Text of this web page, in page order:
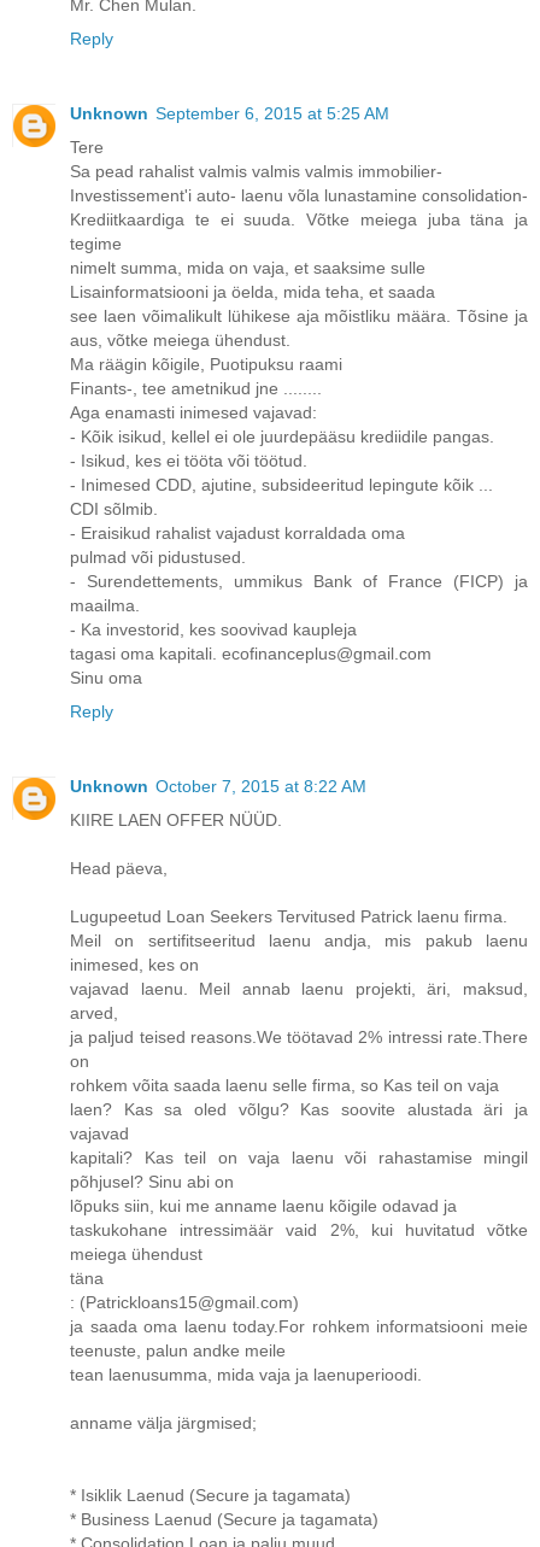
Mr. Chen Mulan.
Reply
Unknown September 6, 2015 at 5:25 AM
Tere
Sa pead rahalist valmis valmis valmis immobilier-
Investissement'i auto- laenu võla lunastamine consolidation-
Krediitkaardiga te ei suuda. Võtke meiega juba täna ja
tegime
nimelt summa, mida on vaja, et saaksime sulle
Lisainformatsiooni ja öelda, mida teha, et saada
see laen võimalikult lühikese aja mõistliku määra. Tõsine ja
aus, võtke meiega ühendust.
Ma räägin kõigile, Puotipuksu raami
Finants-, tee ametnikud jne ........
Aga enamasti inimesed vajavad:
- Kõik isikud, kellel ei ole juurdepääsu krediidile pangas.
- Isikud, kes ei tööta või töötud.
- Inimesed CDD, ajutine, subsideeritud lepingute kõik ...
CDI sõlmib.
- Eraisikud rahalist vajadust korraldada oma
pulmad või pidustused.
- Surendettements, ummikus Bank of France (FICP) ja
maailma.
- Ka investorid, kes soovivad kaupleja
tagasi oma kapitali. ecofinanceplus@gmail.com
Sinu oma
Reply
Unknown October 7, 2015 at 8:22 AM
KIIRE LAEN OFFER NÜÜD.
Head päeva,
Lugupeetud Loan Seekers Tervitused Patrick laenu firma.
Meil on sertifitseeritud laenu andja, mis pakub laenu
inimesed, kes on
vajavad laenu. Meil annab laenu projekti, äri, maksud,
arved,
ja paljud teised reasons.We töötavad 2% intressi rate.There
on
rohkem võita saada laenu selle firma, so Kas teil on vaja
laen? Kas sa oled võlgu? Kas soovite alustada äri ja
vajavad
kapitali? Kas teil on vaja laenu või rahastamise mingil
põhjusel? Sinu abi on
lõpuks siin, kui me anname laenu kõigile odavad ja
taskukohane intressimäär vaid 2%, kui huvitatud võtke
meiega ühendust
täna
: (Patrickloans15@gmail.com)
ja saada oma laenu today.For rohkem informatsiooni meie
teenuste, palun andke meile
tean laenusumma, mida vaja ja laenuperioodi.
anname välja järgmised;
* Isiklik Laenud (Secure ja tagamata)
* Business Laenud (Secure ja tagamata)
* Consolidation Loan ja palju muud.